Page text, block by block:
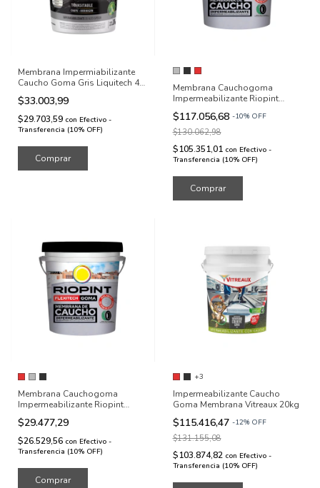
Membrana Impermiabilizante
Caucho Goma Gris Liquitech 4
kg
$33.003,99
$29.703,59 con Efectivo -
Transferencia (10% OFF)
Membrana Cauchogoma
Impermeabilizante Riopint
Techos 20kg
$117.056,68 -10% OFF
$130.062,98
$105.351,01 con Efectivo -
Transferencia (10% OFF)
Comprar
Membrana Cauchogoma
Impermeabilizante Riopint
Techos 4kg
$29.477,29
$26.529,56 con Efectivo -
Transferencia (10% OFF)
Comprar
+3
Impermeabilizante Caucho
Goma Membrana Vitreaux 20kg
$115.416,47 -12% OFF
$131.155,08
$103.874,82 con Efectivo -
Transferencia (10% OFF)